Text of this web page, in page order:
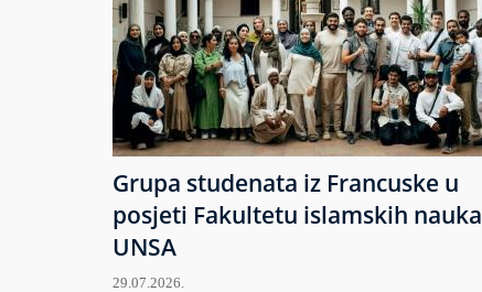
Grupa studenata iz Francuske u
posjeti Fakultetu islamskih nauka
UNSA
29.07.2026.